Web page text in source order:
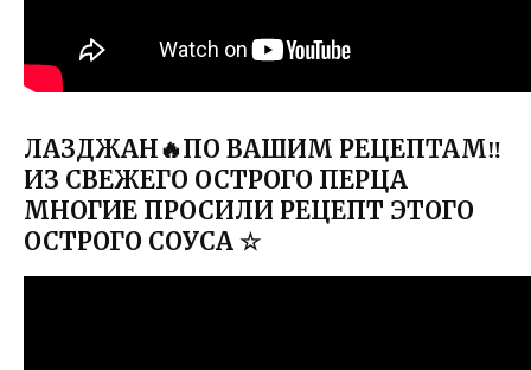
ЛАЗДЖАН🔥ПО ВАШИМ РЕЦЕПТАМ‼
ИЗ СВЕЖЕГО ОСТРОГО ПЕРЦА
МНОГИЕ ПРОСИЛИ РЕЦЕПТ ЭТОГО
ОСТРОГО СОУСА ☆